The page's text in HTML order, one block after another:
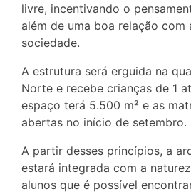
livre, incentivando o
além de uma boa relação com
sociedade.
A estrutura será erguida na
Norte e recebe crianças de 1
espaço terá 5.500 m² e as
abertas no início de setembro.
A partir desses princípios, a
estará integrada com a
alunos que é possível